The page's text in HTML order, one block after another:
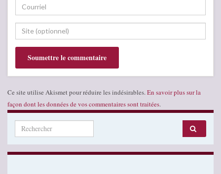
Ce site utilise Akismet pour réduire les indésirables. En savoir plus sur la
façon dont les données de vos commentaires sont traitées.
Search for: